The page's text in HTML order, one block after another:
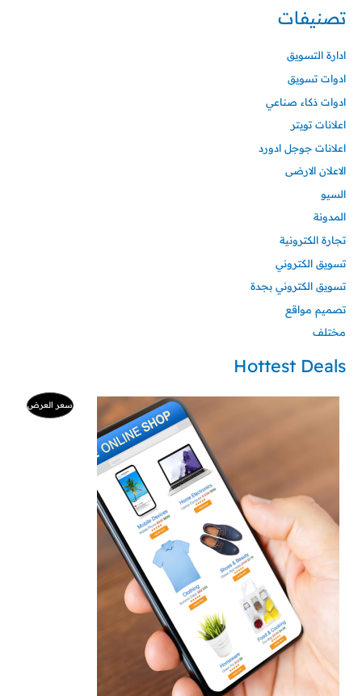
تصنيفات
ادارة التسويق
ادوات تسويق
ادوات ذكاء صناعي
اعلانات تويتر
اعلانات جوجل ادورد
الاعلان الارضى
السيو
المدونة
تجارة الكترونية
تسويق الكتروني
تسويق الكتروني بجدة
تصميم مواقع
مختلف
Hottest Deals
سعر العرضمنتج